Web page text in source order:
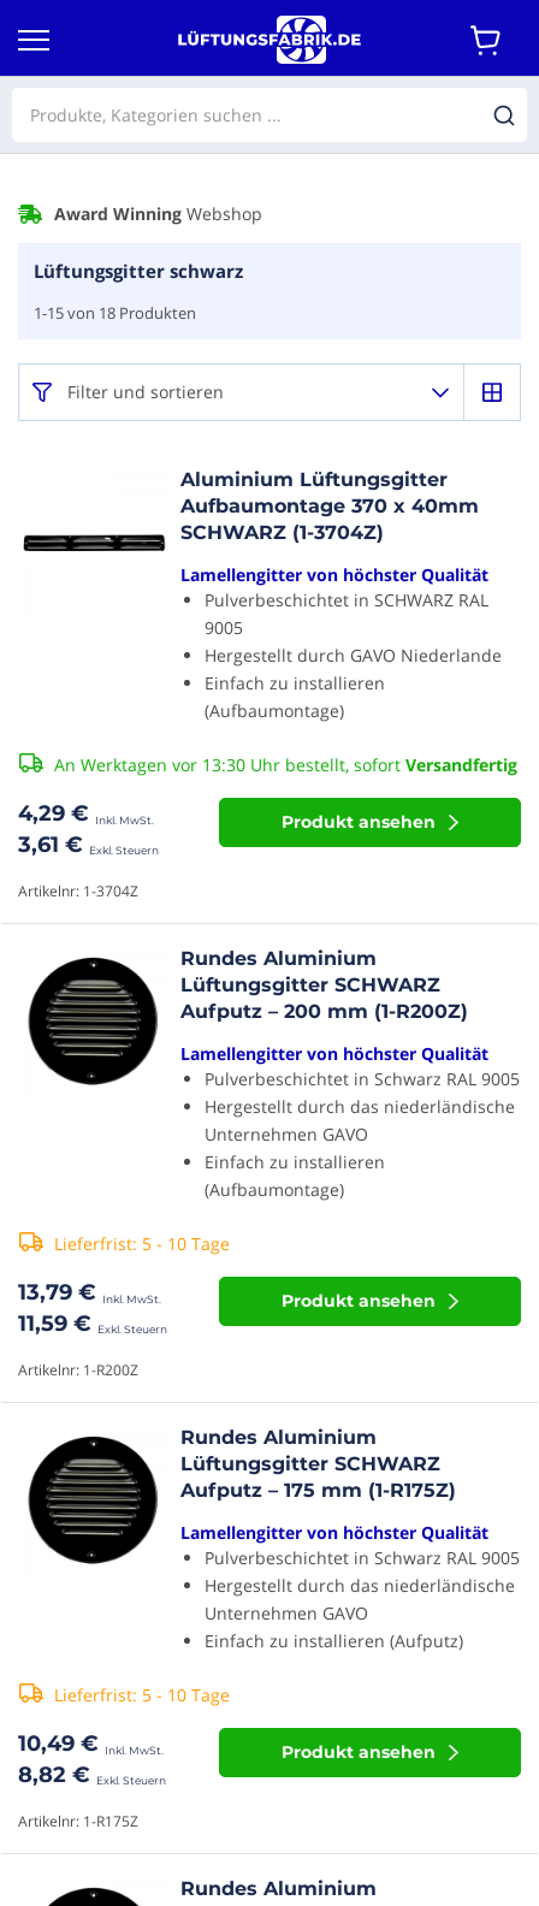
Award Winning Webshop
Lüftungsgitter schwarz
1-15von 18 Produkten
Filter und sortieren
Aluminium Lüftungsgitter
Aufbaumontage 370 x 40mm
SCHWARZ (1-3704Z)
Lamellengitter von höchster Qualität
Pulverbeschichtet in SCHWARZ RAL
9005
Hergestellt durch GAVO Niederlande
Einfach zu installieren
(Aufbaumontage)
4,29 €
3,61 €
An Werktagen vor 13:30 Uhr bestellt, sofort Versandfertig
Produkt ansehen
Artikelnr: 1-3704Z
Rundes Aluminium
Lüftungsgitter SCHWARZ
Aufputz – 200 mm (1-R200Z)
Lamellengitter von höchster Qualität
Pulverbeschichtet in Schwarz RAL 9005
Hergestellt durch das niederländische
Unternehmen GAVO
Einfach zu installieren
(Aufbaumontage)
13,79 €
11,59 €
Lieferfrist: 5 - 10 Tage
Produkt ansehen
Artikelnr: 1-R200Z
Rundes Aluminium
Lüftungsgitter SCHWARZ
Aufputz – 175 mm (1-R175Z)
Lamellengitter von höchster Qualität
Pulverbeschichtet in Schwarz RAL 9005
Hergestellt durch das niederländische
Unternehmen GAVO
Einfach zu installieren (Aufputz)
10,49 €
8,82 €
Lieferfrist: 5 - 10 Tage
Produkt ansehen
Artikelnr: 1-R175Z
Rundes Aluminium